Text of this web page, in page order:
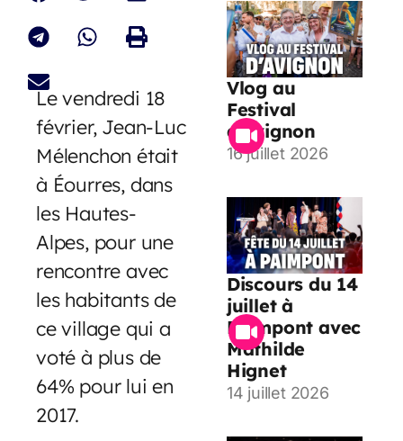
Le vendredi 18
février, Jean-Luc
Mélenchon était
à Éourres, dans
les Hautes-
Alpes, pour une
rencontre avec
les habitants de
ce village qui a
voté à plus de
64% pour lui en
2017.
Vlog au
Festival
d’Avignon
16 juillet 2026
Discours du 14
juillet à
Paimpont avec
Mathilde
Hignet
14 juillet 2026